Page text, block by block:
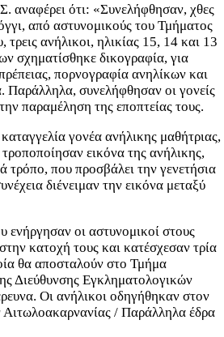
ότι: «Συνελήφθησαν, χθες
από αστυνομικούς του Τμήματος
ανήλικοι, ηλικίας 15, 14 και 13
σχηματίσθηκε δικογραφία, για
πορνογραφία ανηλίκων και
Παράλληλα, συνελήφθησαν οι γονείς
παραμέληση της εποπτείας τους.
γονέα ανήλικης μαθήτριας,
τροποποίησαν εικόνα της ανήλικης,
τρόπο, που προσβάλει την γενετήσια
διένειμαν την εικόνα μεταξύ
ενήργησαν οι αστυνομικοί στους
κατοχή τους και κατέσχεσαν τρία
θα αποσταλούν στο Τμήμα
Διεύθυνσης Εγκληματολογικών
Οι ανήλικοι οδηγήθηκαν στον
/ Παράλληλα έδρα